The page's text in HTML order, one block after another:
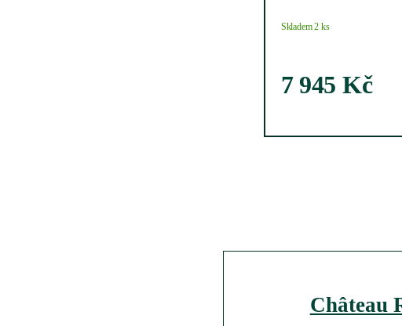
Skladem 2 ks
7 945 Kč
Château